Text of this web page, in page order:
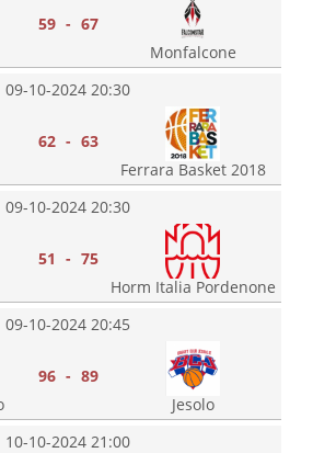
59 - 67
Monfalcone
09-10-2024 20:30
62 - 63
Ferrara Basket 2018
09-10-2024 20:30
51 - 75
Horm Italia Pordenone
09-10-2024 20:45
96 - 89
Jesolo
10-10-2024 21:00